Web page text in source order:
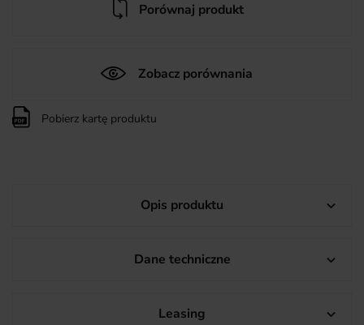
Porównaj produkt
Zobacz porównania
Pobierz kartę produktu
Opis produktu 
Dane techniczne 
Leasing 